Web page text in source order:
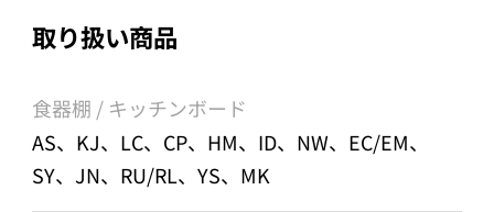
取り扱い商品
食器棚 / キッチンボード
AS、KJ、LC、CP、HM、ID、NW、EC/EM、
SY、JN、RU/RL、YS、MK